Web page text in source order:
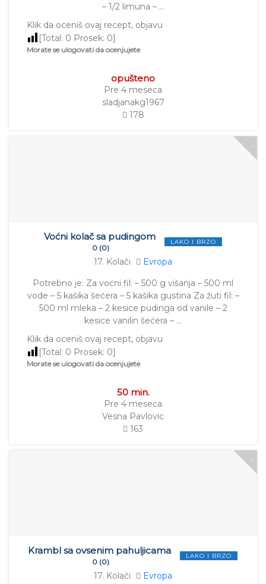
– 1/2 limuna – …
Klik da oceniš ovaj recept, objavu
[Total: 0 Prosek: 0]
Morate se ulogovati da ocenjujete
opušteno
Pre 4 meseca
sladjanakg1967
178
Voćni kolač sa pudingom
0 (0)
LAKO I BRZO
17. Kolači
Evropa
Potrebno je: Za voćni fil: – 500 g višanja – 500 ml
vode – 5 kašika šećera – 5 kašika gustina Za žuti fil: –
500 ml mleka – 2 kesice pudinga od vanile – 2
kesice vanilin šećera – …
Klik da oceniš ovaj recept, objavu
[Total: 0 Prosek: 0]
Morate se ulogovati da ocenjujete
50 min.
Pre 4 meseca
Vesna Pavlovic
163
Krambl sa ovsenim pahuljicama
0 (0)
LAKO I BRZO
17. Kolači Evropa